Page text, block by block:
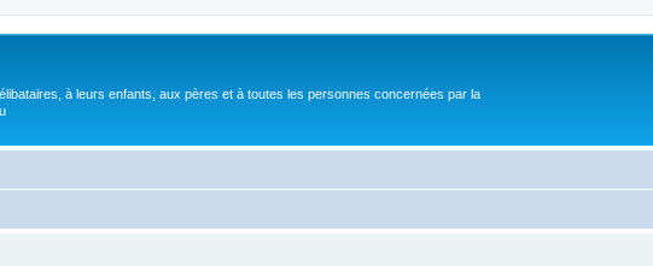
à leurs enfants, aux pères et à toutes les personnes concernées par la